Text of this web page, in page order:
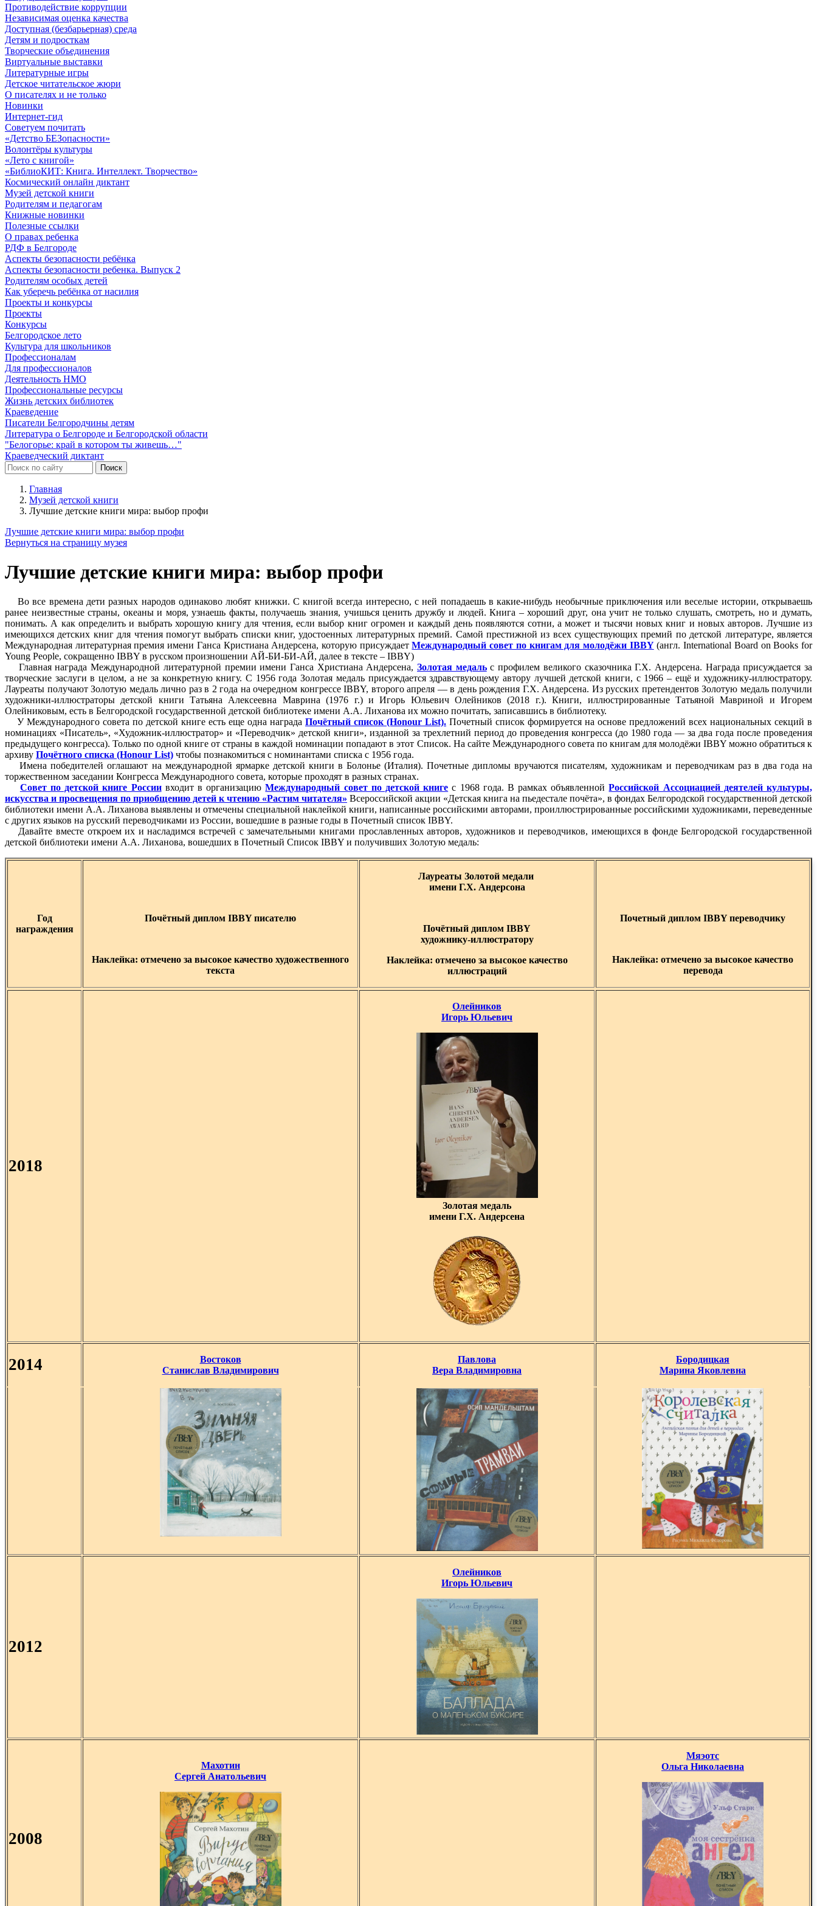
Противодействие коррупции
Независимая оценка качества
Доступная (безбарьерная) среда
Детям и подросткам
Творческие объединения
Виртуальные выставки
Литературные игры
Детское читательское жюри
О писателях и не только
Новинки
Интернет-гид
Советуем почитать
«Детство БЕЗопасности»
Волонтёры культуры
«Лето с книгой»
«БиблиоКИТ: Книга. Интеллект. Творчество»
Космический онлайн диктант
Музей детской книги
Родителям и педагогам
Книжные новинки
Полезные ссылки
О правах ребенка
РДФ в Белгороде
Аспекты безопасности ребёнка
Аспекты безопасности ребенка. Выпуск 2
Родителям особых детей
Как уберечь ребёнка от насилия
Проекты и конкурсы
Проекты
Конкурсы
Белгородское лето
Культура для школьников
Профессионалам
Для профессионалов
Деятельность НМО
Профессиональные ресурсы
Жизнь детских библиотек
Краеведение
Писатели Белгородчины детям
Литература о Белгороде и Белгородской области
"Белогорье: край в котором ты живешь…"
Краеведческий диктант
Главная
Музей детской книги
Лучшие детские книги мира: выбор профи
Лучшие детские книги мира: выбор профи
Вернуться на страницу музея
Лучшие детские книги мира: выбор профи
Во все времена дети разных народов одинаково любят книжки. С книгой всегда интересно, с ней попадаешь в какие-нибудь необычные приключения или веселые истории, открываешь
ранее неизвестные страны, океаны и моря, узнаешь факты, получаешь знания, учишься ценить дружбу и людей. Книга – хороший друг, она учит не только слушать, смотреть, но и думать,
понимать. А как определить и выбрать хорошую книгу для чтения, если выбор книг огромен и каждый день появляются сотни, а может и тысячи новых книг и новых авторов. Лучшие из
имеющихся детских книг для чтения помогут выбрать списки книг, удостоенных литературных премий. Самой престижной из всех существующих премий по детской литературе, является
Международная литературная премия имени Ганса Кристиана Андерсена, которую присуждаетМеждународный совет по книгам для молодёжи IBBY(англ. International Board on Books for
Young People, сокращенно IBBY в русском произношении АЙ-БИ-БИ-АЙ, далее в тексте – IBBY)
Главная награда Международной литературной премии имени Ганса Христиана Андерсена,Золотая медальс профилем великого сказочника Г.Х. Андерсена. Награда присуждается за
творческие заслуги в целом, а не за конкретную книгу. С 1956 года Золотая медаль присуждается здравствующему автору лучшей детской книги, с 1966 – ещё и художнику-иллюстратору.
Лауреаты получают Золотую медаль лично раз в 2 года на очередном конгрессе IBBY, второго апреля — в день рождения Г.Х. Андерсена. Из русских претендентов Золотую медаль получили
художники-иллюстраторы детской книги Татьяна Алексеевна Маврина (1976 г.) и Игорь Юльевич Олейников (2018 г.). Книги, иллюстрированные Татьяной Мавриной и Игорем
Олейниковым, есть в Белгородской государственной детской библиотеке имени А.А. Лиханова их можно почитать, записавшись в библиотеку.
У Международного совета по детской книге есть еще одна награда Почëтный список (Honour List). Почетный список формируется на основе предложений всех национальных секций в
номинациях «Писатель», «Художник-иллюстратор» и «Переводчик» детской книги», изданной за трехлетний период до проведения конгресса (до 1980 года — за два года после проведения
предыдущего конгресса). Только по одной книге от страны в каждой номинации попадают в этот Список. На сайте Международного совета по книгам для молодёжи IBBY можно обратиться к
архиву Почëтного списка (Honour List) чтобы познакомиться с номинантами списка с 1956 года.
Имена победителей оглашают на международной ярмарке детской книги в Болонье (Италия). Почетные дипломы вручаются писателям, художникам и переводчикам раз в два года на
торжественном заседании Конгресса Международного совета, которые проходят в разных странах.
Совет по детской книге Россиивходит в организациюМеждународный совет по детской книге с 1968 года. В рамках объявленнойРоссийской Ассоциацией деятелей культуры,
искусства и просвещения по приобщению детей к чтению «Растим читателя» Всероссийской акции «Детская книга на пьедестале почёта», в фондах Белгородской государственной детской
библиотеки имени А.А. Лиханова выявлены и отмечены специальной наклейкой книги, написанные российскими авторами, проиллюстрированные российскими художниками, переведенные
с других языков на русский переводчиками из России, вошедшие в разные годы в Почетный список IBBY.
Давайте вместе откроем их и насладимся встречей с замечательными книгами прославленных авторов, художников и переводчиков, имеющихся в фонде Белгородской государственной
детской библиотеки имени А.А. Лиханова, вошедших в Почетный Список IBBY и получивших Золотую медаль:
Год
награждения
Почётный диплом IBBY писателю
Наклейка: отмечено за высокое качество художественного
текста
Лауреаты Золотой медали
имени Г.Х. Андерсона
Почётный диплом IBBY
художнику-иллюстратору
Наклейка: отмечено за высокое качество
иллюстраций
Почетный диплом IBBY переводчику
Наклейка: отмечено за высокое качество
перевода
2018
Олейников
Игорь Юльевич
Золотая медаль
имени Г.Х. Андерсена
2014
Востоков
Станислав Владимирович
Павлова
Вера Владимировна
Бородицкая
Марина Яковлевна
2012
Олейников
Игорь Юльевич
2008
Махотин
Сергей Анатольевич
Мяэотс
Ольга Николаевна